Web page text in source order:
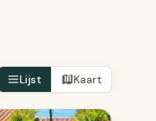
Lijst Kaart